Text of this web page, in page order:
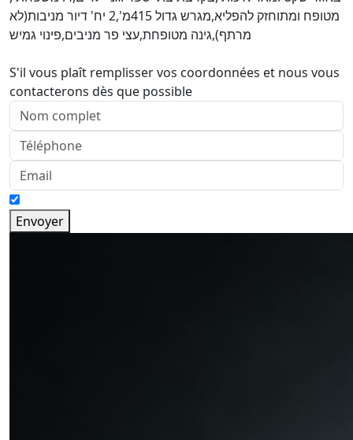
מטופח ומתוחזק להפליא,מגרש גדול 415מ',2 יח' דיור מניבות(לא
מרתף),גינה מטופחת,עצי פר מניבים,פינוי גמיש
S'il vous plaît remplisser vos coordonnées et nous vous
contacterons dès que possible
Envoyer